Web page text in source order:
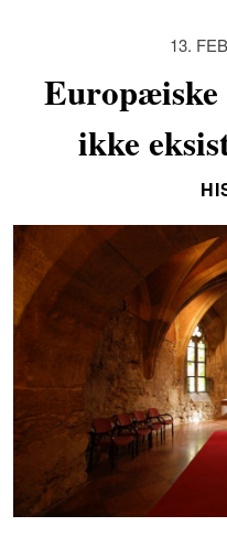
13.
Europæiske
ikke